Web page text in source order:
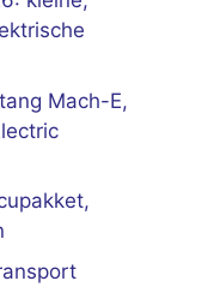
Mach-E,